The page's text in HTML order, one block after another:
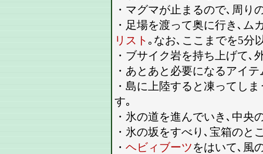
・マグマが止まるので､周り
・足場を渡って奥に行き､ム
リスト ｡なお､ここまでを5分
・ブサイク岩を持ち上げて､
・あとあと必要になるアイ
・島に上陸すると凍ってし
す｡
・氷の道を進んでいき､中央
・氷の坂をすべり､宝箱のと
・ ヘビィブーツをはいて､風